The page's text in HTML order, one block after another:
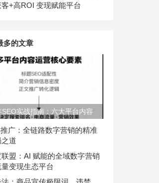
+高ROI 变现赋能平台
多的文章
SEO实战指南：六大平台内容
构规范
广：全链路数字营销的精准
道
盟：AI 赋能的全域数字营销
变现生态平台